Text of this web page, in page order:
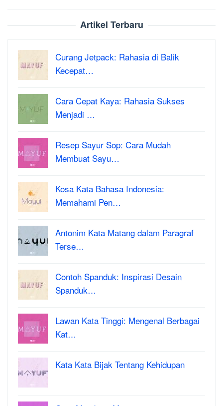
Artikel Terbaru
Curang Jetpack: Rahasia di Balik
Kecepat…
Cara Cepat Kaya: Rahasia Sukses
Menjadi …
Resep Sayur Sop: Cara Mudah
Membuat Sayu…
Kosa Kata Bahasa Indonesia:
Memahami Pen…
Antonim Kata Matang dalam Paragraf
Terse…
Contoh Spanduk: Inspirasi Desain
Spanduk…
Lawan Kata Tinggi: Mengenal Berbagai
Kat…
Kata Kata Bijak Tentang Kehidupan